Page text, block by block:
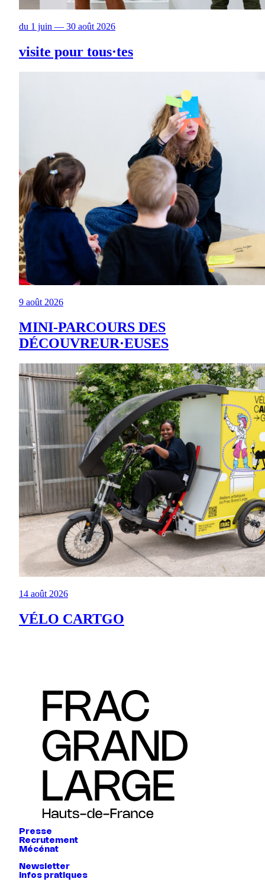
du 1 juin — 30 août 2026
visite pour tous·tes
9 août 2026
MINI-PARCOURS DES
DÉCOUVREUR·EUSES
14 août 2026
VÉLO CARTGO
Presse
Recrutement
Mécénat
Newsletter
Infos pratiques